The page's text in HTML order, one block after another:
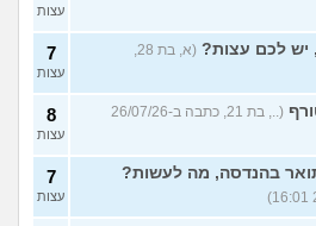
עצות
יש לכם עצות?
(א, בת 28,
7
עצות
(.., בת 21, כתבה ב-26/07/26
8
עצות
בהנדסה, מה לעשות? 7
עצות